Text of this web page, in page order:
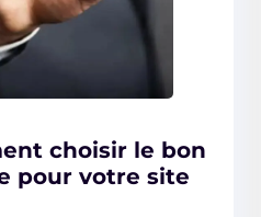
choisir le bon
pour votre site